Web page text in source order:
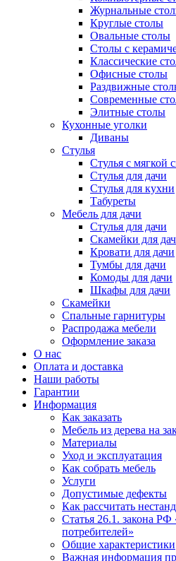
Журнальные
Круглые столы
Овальные столы
Столы с
Классические
Офисные столы
Раздвижные
Современные
Элитные столы
Кухонные уголки
Диваны
Стулья
Стулья с мягкой
Стулья для дачи
Стулья для кухни
Табуреты
Мебель для дачи
Стулья для дачи
Скамейки для
Кровати для дачи
Тумбы для дачи
Комоды для дачи
Шкафы для дачи
Скамейки
Спальные гарнитуры
Распродажа мебели
Оформление заказа
О нас
Оплата и доставка
Наши работы
Гарантии
Информация
Как заказать
Мебель из дерева на
Материалы
Уход и эксплуатация
Как собрать мебель
Услуги
Допустимые дефекты
Как рассчитать
Статья 26.1. закона
потребителей»
Общие характеристики
Важная информация